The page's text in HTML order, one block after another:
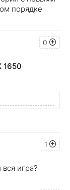
порядке
0
1650
1
игра?